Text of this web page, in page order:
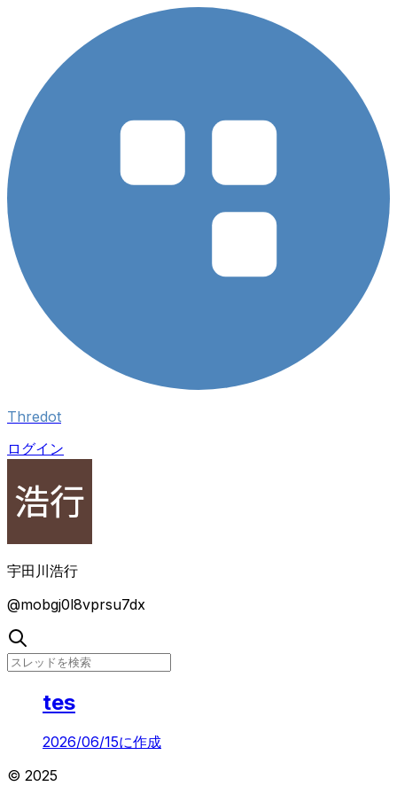
Thredot
ログイン
宇田川浩行
@mobgj0l8vprsu7dx
tes
2026/06/15に作成
© 2025